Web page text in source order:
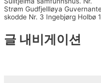
Strøm Gudfjellløya
skodde Nr. 3 Ingebjørg Holbø
글 내비게이션